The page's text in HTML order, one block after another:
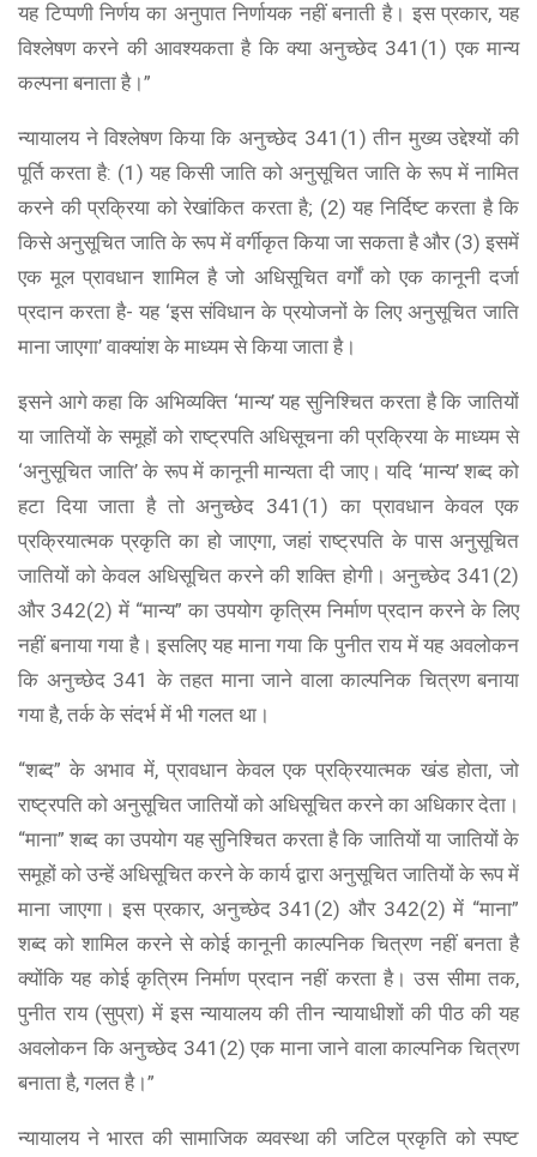
यह टिप्पणी निर्णय का अनुपात निर्णायक नहीं बनाती है। इस प्रकार, यह
विश्लेषण करने की आवश्यकता है कि क्या अनुच्छेद 341(1) एक मान्य
कल्पना बनाता है।”
न्यायालय ने विश्लेषण किया कि अनुच्छेद 341(1) तीन मुख्य उद्देश्यों की
पूर्ति करता है: (1) यह किसी जाति को अनुसूचित जाति के रूप में नामित
करने की प्रक्रिया को रेखांकित करता है; (2) यह निर्दिष्ट करता है कि
किसे अनुसूचित जाति के रूप में वर्गीकृत किया जा सकता है और (3) इसमें
एक मूल प्रावधान शामिल है जो अधिसूचित वर्गों को एक कानूनी दर्जा
प्रदान करता है- यह ‘इस संविधान के प्रयोजनों के लिए अनुसूचित जाति
माना जाएगा’ वाक्यांश के माध्यम से किया जाता है।
इसने आगे कहा कि अभिव्यक्ति ‘मान्य’ यह सुनिश्चित करता है कि जातियों
या जातियों के समूहों को राष्ट्रपति अधिसूचना की प्रक्रिया के माध्यम से
‘अनुसूचित जाति’ के रूप में कानूनी मान्यता दी जाए। यदि ‘मान्य’ शब्द को
हटा दिया जाता है तो अनुच्छेद 341(1) का प्रावधान केवल एक
प्रक्रियात्मक प्रकृति का हो जाएगा, जहां राष्ट्रपति के पास अनुसूचित
जातियों को केवल अधिसूचित करने की शक्ति होगी। अनुच्छेद 341(2)
और 342(2) में “मान्य” का उपयोग कृत्रिम निर्माण प्रदान करने के लिए
नहीं बनाया गया है। इसलिए यह माना गया कि पुनीत राय में यह अवलोकन
कि अनुच्छेद 341 के तहत माना जाने वाला काल्पनिक चित्रण बनाया
गया है, तर्क के संदर्भ में भी गलत था।
“शब्द” के अभाव में, प्रावधान केवल एक प्रक्रियात्मक खंड होता, जो
राष्ट्रपति को अनुसूचित जातियों को अधिसूचित करने का अधिकार देता।
“माना” शब्द का उपयोग यह सुनिश्चित करता है कि जातियों या जातियों के
समूहों को उन्हें अधिसूचित करने के कार्य द्वारा अनुसूचित जातियों के रूप में
माना जाएगा। इस प्रकार, अनुच्छेद 341(2) और 342(2) में “माना”
शब्द को शामिल करने से कोई कानूनी काल्पनिक चित्रण नहीं बनता है
क्योंकि यह कोई कृत्रिम निर्माण प्रदान नहीं करता है। उस सीमा तक,
पुनीत राय (सुप्रा) में इस न्यायालय की तीन न्यायाधीशों की पीठ की यह
अवलोकन कि अनुच्छेद 341(2) एक माना जाने वाला काल्पनिक चित्रण
बनाता है, गलत है।”
न्यायालय ने भारत की सामाजिक व्यवस्था की जटिल प्रकृति को स्पष्ट